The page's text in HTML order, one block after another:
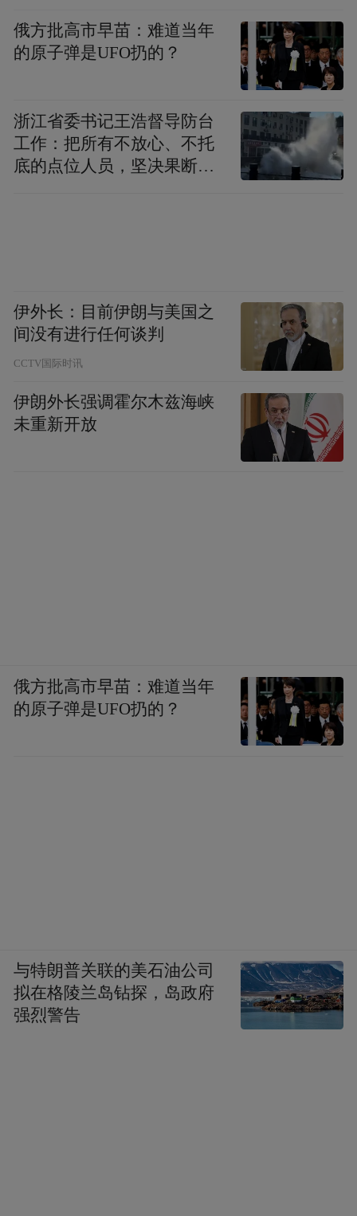
俄方批高市早苗：难道当年
的原子弹是UFO扔的？
浙江省委书记王浩督导防台
工作：把所有不放心、不托
底的点位人员，坚决果断转
伊外长：目前伊朗与美国之
间没有进行任何谈判
CCTV国际时讯
伊朗外长强调霍尔木兹海峡
未重新开放
俄方批高市早苗：难道当年
的原子弹是UFO扔的？
与特朗普关联的美石油公司
拟在格陵兰岛钻探，岛政府
强烈警告